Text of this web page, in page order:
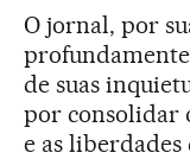
O jornal, por
de suas
por consolidar
e as liberdades